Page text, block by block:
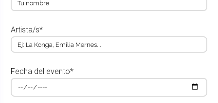
Artista/s*
Fecha del evento*